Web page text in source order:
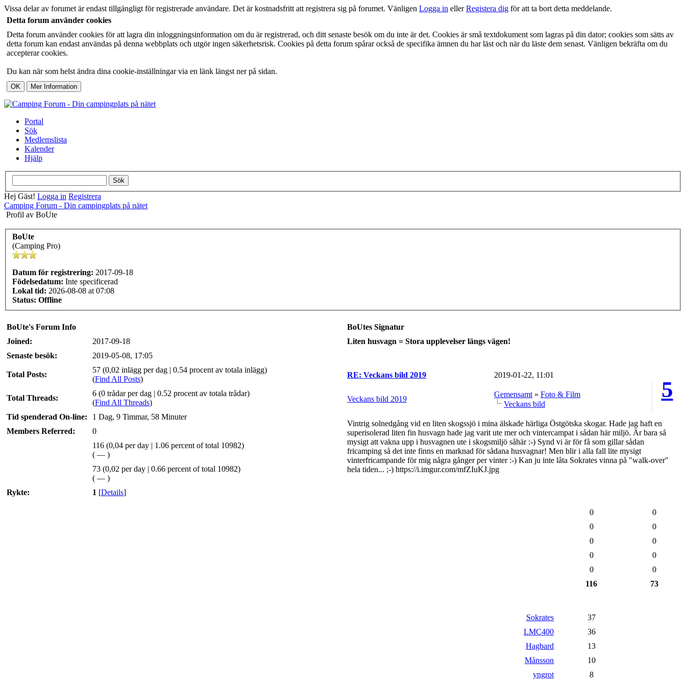
Vissa delar av forumet är endast tillgängligt för registrerade användare. Det är kostnadsfritt att registrera sig på forumet. Vänligen Logga in ellerRegistera dig för att ta bort detta meddelande.
Detta forum använder cookies
Detta forum använder cookies för att lagra din inloggningsinformation om du är registrerad, och ditt senaste besök om du inte är det. Cookies är små textdokument som lagras på din dator; cookies som sätts av
detta forum kan endast användas på denna webbplats och utgör ingen säkerhetsrisk. Cookies på detta forum spårar också de specifika ämnen du har läst och när du läste dem senast. Vänligen bekräfta om du
accepterar cookies.
Du kan när som helst ändra dina cookie-inställningar via en länk längst ner på sidan.
Portal
Sök
Medlemslista
Kalender
Hjälp
Hej Gäst! Logga in Registrera
Camping Forum - Din campingplats på nätet
Profil av BoUte
BoUte
(Camping Pro)
Datum för registrering: 2017-09-18
Födelsedatum: Inte specificerad
Lokal tid: 2026-08-08 at 07:08
Status: Offline
BoUte's Forum Info
Joined:
2017-09-18
Senaste besök:
2019-05-08, 17:05
Total Posts:
57 (0,02 inlägg per dag | 0.54 procent av totala inlägg)
(Find All Posts)
Total Threads:
6 (0 trådar per dag | 0.52 procent av totala trådar)
(Find All Threads)
Tid spenderad On-line:
1 Dag, 9 Timmar, 58 Minuter
Members Referred:
0
116 (0,04 per day | 1.06 percent of total 10982)
( — )
73 (0,02 per day | 0.66 percent of total 10982)
( — )
Rykte:
1 [Details]
BoUtes Signatur
Liten husvagn = Stora upplevelser längs vägen!
RE: Veckans bild 2019 2019-01-22, 11:01
5
Veckans bild 2019
Gemensamt » Foto & Film
Veckans bild
Vintrig solnedgång vid en liten skogssjö i mina älskade härliga Östgötska skogar. Hade jag haft en
superisolerad liten fin husvagn hade jag varit ute mer och vintercampat i sådan här miljö. Är bara så
mysigt att vakna upp i husvagnen ute i skogsmiljö såhär :-) Synd vi är för få som gillar sådan
fricamping så det inte finns en marknad för sådana husvagnar! Men blir i alla fall lite mysigt
vinterfricampande för mig några gånger per vinter :-) Kan ju inte låta Sokrates vinna på "walk-over"
hela tiden... ;-) https://i.imgur.com/mfZIuKJ.jpg
0
0
0
0
0
0
0
0
0
0
116
73
Sokrates
37
LMC400
36
Hagbard
13
Månsson
10
yngrot
8